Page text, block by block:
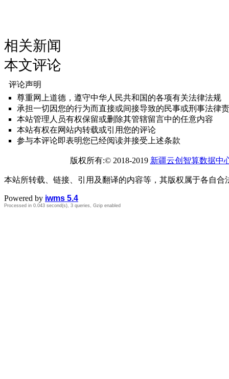
相关新闻
本文评论
评论声明
尊重网上道德，遵守中华人民共和国的各项有关法律法规
承担一切因您的行为而直接或间接导致的民事或刑事法律
本站管理人员有权保留或删除其管辖留言中的任意内容
本站有权在网站内转载或引用您的评论
参与本评论即表明您已经阅读并接受上述条款
版权所有:© 2018-2019 新疆云创智算数据中
本站所转载、链接、引用及翻译的内容等，其版权属于各自合
Powered by iwms 5.4
Processed in 0.043 second(s), 3 queries, Gzip enabled